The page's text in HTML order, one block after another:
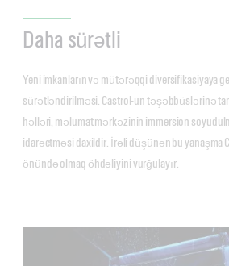
Daha sürətli
Yeni imkanların və mütərəqqi diversifikasiyaya
sürətləndirilməsi. Castrol-un təşəbbüslərinə
həlləri, məlumat mərkəzinin immersion
idarəetməsi daxildir. İrəli düşünən bu yanaşma
önündə olmaq öhdəliyini vurğulayır.